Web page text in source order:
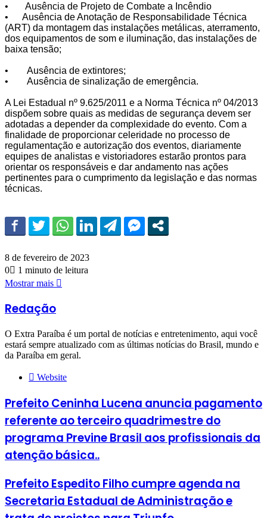
• Ausência de Projeto de Combate a Incêndio
• Ausência de Anotação de Responsabilidade Técnica
(ART) da montagem das instalações metálicas, aterramento,
dos equipamentos de som e iluminação, das instalações de
baixa tensão;
• Ausência de extintores;
• Ausência de sinalização de emergência.
A Lei Estadual nº 9.625/2011 e a Norma Técnica nº 04/2013
dispõem sobre quais as medidas de segurança devem ser
adotadas a depender da complexidade do evento. Com a
finalidade de proporcionar celeridade no processo de
regulamentação e autorização dos eventos, diariamente
equipes de analistas e vistoriadores estarão prontos para
orientar os responsáveis e dar andamento nas ações
pertinentes para o cumprimento da legislação e das normas
técnicas.
8 de fevereiro de 2023
0
1 minuto de leitura
Mostrar mais
Redação
O Extra Paraíba é um portal de notícias e entretenimento, aqui você
estará sempre atualizado com as últimas notícias do Brasil, mundo e
da Paraíba em geral.
Website
Prefeito Ceninha Lucena anuncia pagamento
referente ao terceiro quadrimestre do
programa Previne Brasil aos profissionais da
atenção básica..
Prefeito Espedito Filho cumpre agenda na
Secretaria Estadual de Administração e